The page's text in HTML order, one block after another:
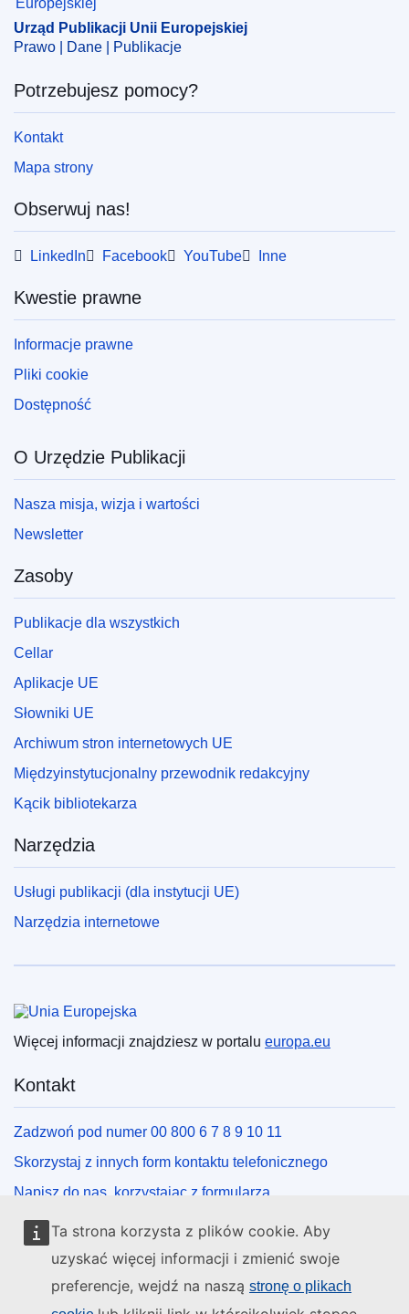
Ta strona korzysta z plików cookie. Aby
uzyskać więcej informacji i zmienić swoje
preferencje, wejdź na naszą stronę o plikach
IMMC : Ares(2025)3072838
Urząd Publikacji Unii Europejskiej
Prawo | Dane | Publikacje
Potrzebujesz pomocy?
Kontakt
Mapa strony
Obserwuj nas!
LinkedIn Facebook YouTube Inne
Kwestie prawne
Informacje prawne
Pliki cookie
Dostępność
O Urzędzie Publikacji
Nasza misja, wizja i wartości
Newsletter
Zasoby
Publikacje dla wszystkich
Cellar
Aplikacje UE
Słowniki UE
Archiwum stron internetowych UE
Międzyinstytucjonalny przewodnik redakcyjny
Kącik bibliotekarza
Narzędzia
Usługi publikacji (dla instytucji UE)
Narzędzia internetowe
Więcej informacji znajdziesz w portalu europa.eu
Kontakt
Zadzwoń pod numer 00 800 6 7 8 9 10 11
Skorzystaj z innych form kontaktu telefonicznego
Napisz do nas, korzystając z formularza
Spotkaj się z nami w lokalnym punkcie UE
Media społecznościowe